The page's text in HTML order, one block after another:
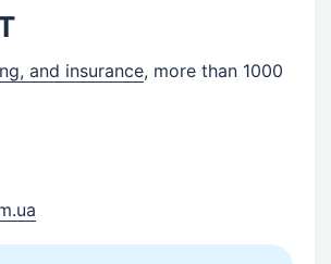
and insurance, more than 1000